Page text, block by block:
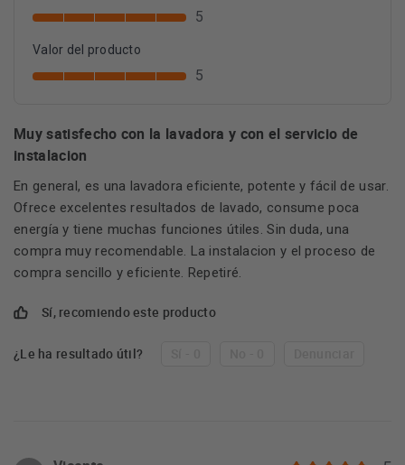
5
Valor del producto
5
Muy satisfecho con la lavadora y con el servicio de
instalacion
En general, es una lavadora eficiente, potente y fácil de usar.
Ofrece excelentes resultados de lavado, consume poca
energía y tiene muchas funciones útiles. Sin duda, una
compra muy recomendable. La instalacion y el proceso de
compra sencillo y eficiente. Repetiré.
Sí, recomiendo este producto
¿Le ha resultado útil?